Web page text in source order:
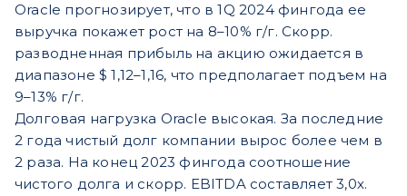
Oracle прогнозирует, что в 1Q 2024 фингода ее
выручка покажет рост на 8–10% г/г. Скорр.
разводненная прибыль на акцию ожидается в
диапазоне $ 1,12–1,16, что предполагает подъем на
9–13% г/г.
Долговая нагрузка Oracle высокая. За последние
2 года чистый долг компании вырос более чем в
2 раза. На конец 2023 фингода соотношение
чистого долга и скорр. EBITDA составляет 3,0х.